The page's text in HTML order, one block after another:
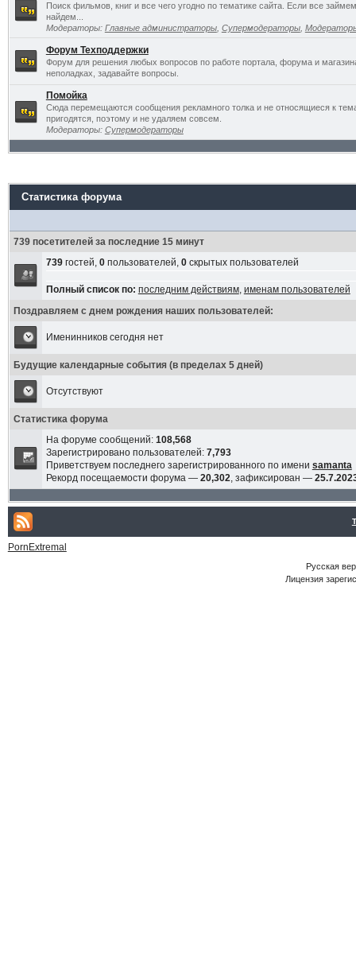
Поиск фильмов, книг и все чего угодно по тематике сайта. Если все
найдем...
Модераторы: Главные администраторы, Супермодераторы,
Форум Техподдержки
Форум для решения любых вопросов по работе портала, форума и
неполадках, задавайте вопросы.
Помойка
Сюда перемещаются сообщения рекламного толка и не относящиеся к
пригодятся, поэтому и не удаляем совсем.
Модераторы: Супермодераторы
Статистика форума
739 посетителей за последние 15 минут
739гостей, 0пользователей, 0скрытых пользователей
Полный список по: последним действиям, именам пользователей
Поздравляем с днем рождения наших пользователей:
Именинников сегодня нет
Будущие календарные события (в пределах 5 дней)
Отсутствуют
Статистика форума
На форуме сообщений: 108,568
Зарегистрировано пользователей: 7,793
Приветствуем последнего зарегистрированного по имени samanta
Рекорд посещаемости форума — 20,302, зафиксирован —
PornExtremal
Русская
Лицензия